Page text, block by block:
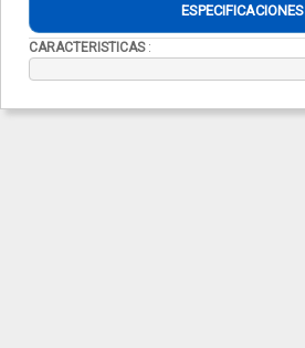
ESPECIFICACIONES
CARACTERISTICAS: